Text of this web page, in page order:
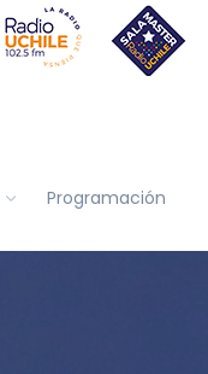
Programación